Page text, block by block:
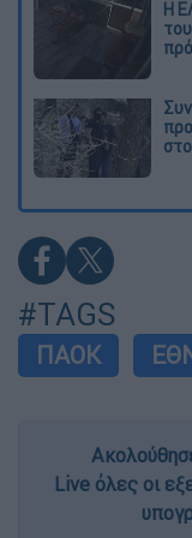
Η
#TAGS
ΠΑΟΚ
Live όλες οι